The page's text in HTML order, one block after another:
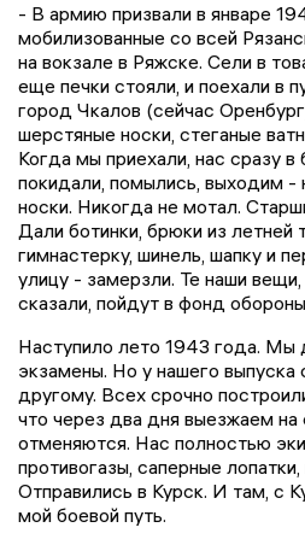
- В армию призвали в январе
мобилизованные со всей
на вокзале в Ряжске. Сели в
еще печки стояли, и поехали в
город Чкалов (сейчас
шерстяные носки, стеганые
Когда мы приехали, нас сразу
покидали, помылись, выходим -
носки. Никогда не мотал.
Дали ботинки, брюки из летней
гимнастерку, шинель, шапку и
улицу - замерзли. Те наши
сказали, пойдут в фонд
Наступило лето 1943 года. Мы
экзамены. Но у нашего
другому. Всех срочно
что через два дня выезжаем
отменяются. Нас полностью
противогазы, саперные лопатки,
Отправились в Курск. И там, с
мой боевой путь.